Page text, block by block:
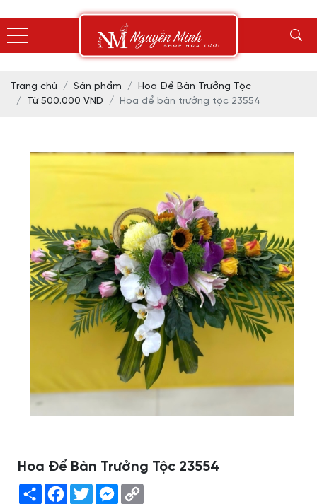
Trang chủ Sản phẩm
Hoa Để Bàn Trưởng Tộc
Từ 500.000 VND
Hoa để bàn trưởng tộc 23554
Hoa Để Bàn Trưởng Tộc 23554
Share Facebook
TwitterMessenger